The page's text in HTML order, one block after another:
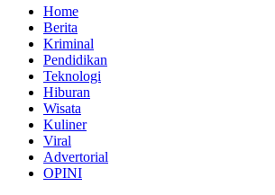
Home
Berita
Kriminal
Pendidikan
Teknologi
Hiburan
Wisata
Kuliner
Viral
Advertorial
OPINI